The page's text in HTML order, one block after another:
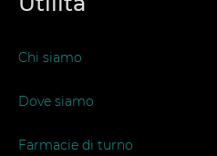
Chi siamo
Dove siamo
Farmacie di turno